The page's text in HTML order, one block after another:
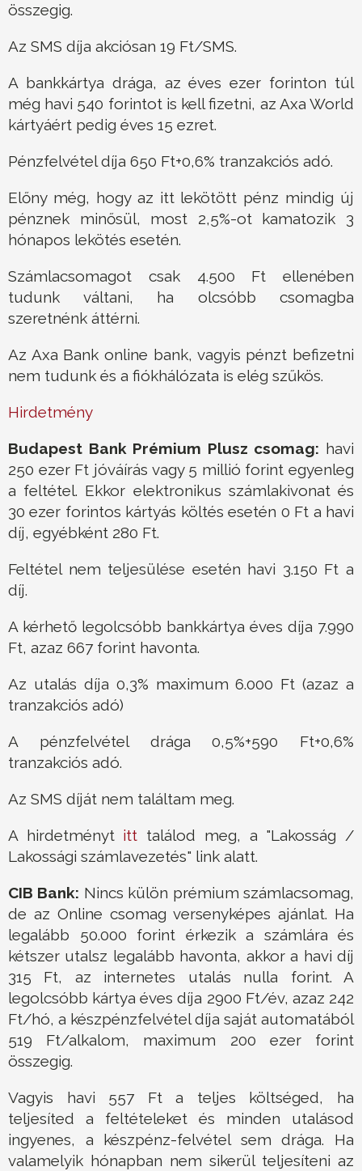
összegig.
Az SMS díja akciósan 19 Ft/SMS.
A bankkártya drága, az éves ezer forinton túl
még havi 540 forintot is kell fizetni, az Axa World
kártyáért pedig éves 15 ezret.
Pénzfelvétel díja 650 Ft+0,6% tranzakciós adó.
Előny még, hogy az itt lekötött pénz mindig új
pénznek minősül, most 2,5%-ot kamatozik 3
hónapos lekötés esetén.
Számlacsomagot csak 4.500 Ft ellenében
tudunk váltani, ha olcsóbb csomagba
szeretnénk áttérni.
Az Axa Bank online bank, vagyis pénzt befizetni
nem tudunk és a fiókhálózata is elég szűkös.
Hirdetmény
Budapest Bank Prémium Plusz csomag: havi
250 ezer Ft jóváírás vagy 5 millió forint egyenleg
a feltétel. Ekkor elektronikus számlakivonat és
30 ezer forintos kártyás költés esetén 0 Ft a havi
díj, egyébként 280 Ft.
Feltétel nem teljesülése esetén havi 3.150 Ft a
díj.
A kérhető legolcsóbb bankkártya éves díja 7.990
Ft, azaz 667 forint havonta.
Az utalás díja 0,3% maximum 6.000 Ft (azaz a
tranzakciós adó)
A pénzfelvétel drága 0,5%+590 Ft+0,6%
tranzakciós adó.
Az SMS díját nem találtam meg.
A hirdetményt itt találod meg, a "Lakosság /
Lakossági számlavezetés" link alatt.
CIB Bank: Nincs külön prémium számlacsomag,
de az Online csomag versenyképes ajánlat. Ha
legalább 50.000 forint érkezik a számlára és
kétszer utalsz legalább havonta, akkor a havi díj
315 Ft, az internetes utalás nulla forint. A
legolcsóbb kártya éves díja 2900 Ft/év, azaz 242
Ft/hó, a készpénzfelvétel díja saját automatából
519 Ft/alkalom, maximum 200 ezer forint
összegig.
Vagyis havi 557 Ft a teljes költséged, ha
teljesíted a feltételeket és minden utalásod
ingyenes, a készpénz-felvétel sem drága. Ha
valamelyik hónapban nem sikerül teljesíteni az